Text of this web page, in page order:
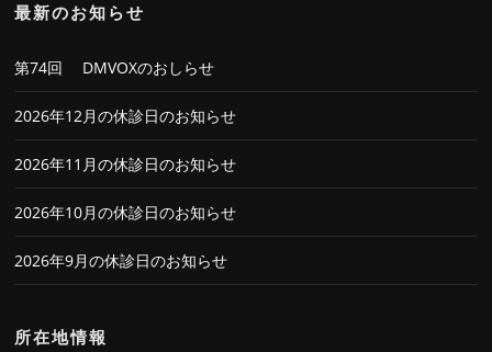
最新のお知らせ
第74回 DMVOXのおしらせ
2026年12月の休診日のお知らせ
2026年11月の休診日のお知らせ
2026年10月の休診日のお知らせ
2026年9月の休診日のお知らせ
所在地情報